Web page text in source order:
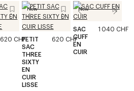
620 CHF
New
PETIT
SAC
THREE
SIXTY
EN
CUIR
LISSE
620 CHF
New
SAC
CUFF
EN
CUIR
1 040 CHF